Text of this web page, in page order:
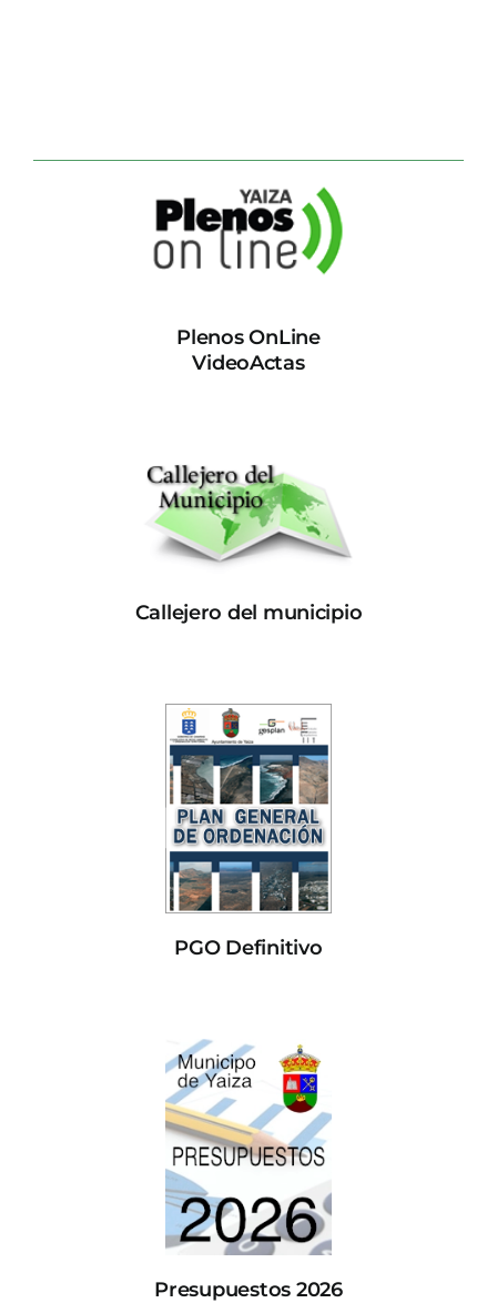
Plenos OnLine
VideoActas
Callejero del municipio
PGO Definitivo
Presupuestos 2026